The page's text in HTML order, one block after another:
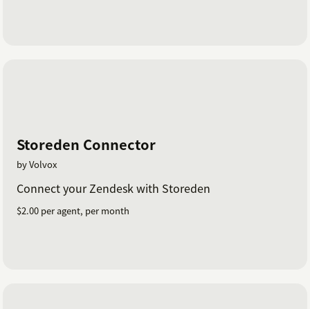
Storeden Connector
by Volvox
Connect your Zendesk with Storeden
$2.00 per agent, per month